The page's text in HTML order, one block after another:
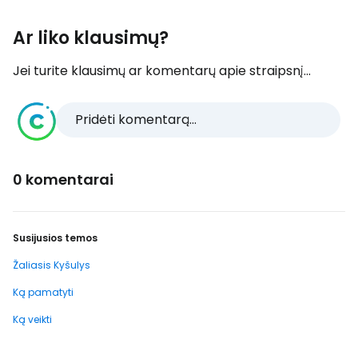
Ar liko klausimų?
Jei turite klausimų ar komentarų apie straipsnį...
Pridėti komentarą...
0 komentarai
Susijusios temos
Žaliasis Kyšulys
Ką pamatyti
Ką veikti